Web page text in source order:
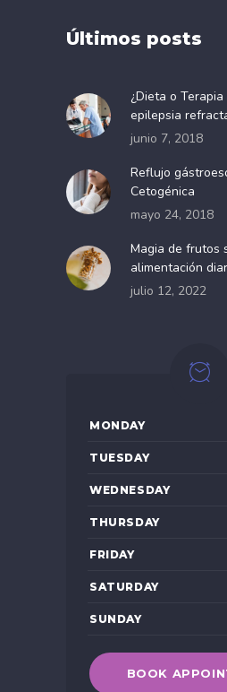
Últimos posts
¿Dieta o
epilepsia
junio 7, 2018
Reflujo
Cetogénica
mayo 24, 2018
Magia de frutos
alimentación
julio 12, 2022
MONDAY
TUESDAY
WEDNESDAY
THURSDAY
FRIDAY
SATURDAY
SUNDAY
BOOK